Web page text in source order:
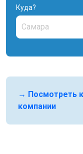
Куда?
→ Посмотреть
компании